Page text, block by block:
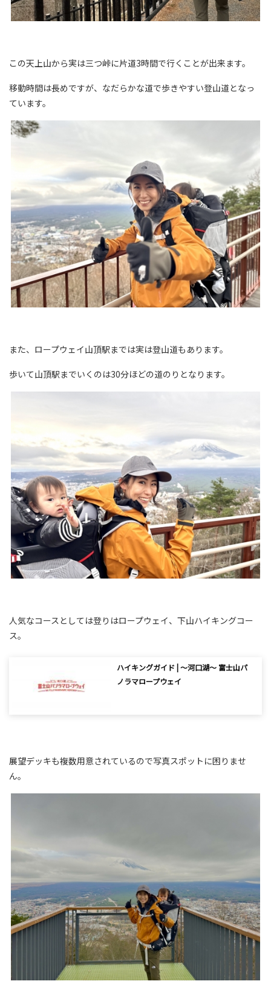
この天上山から実は三つ峠に片道3時間で行くことが出来ます。
移動時間は長めですが、なだらかな道で歩きやすい登山道となっ
ています。
また、ロープウェイ山頂駅までは実は登山道もあります。
歩いて山頂駅までいくのは30分ほどの道のりとなります。
人気なコースとしては登りはロープウェイ、下山ハイキングコー
ス。
ハイキングガイド | ～河口湖～ 富士山パ
ノラマロープウェイ
展望デッキも複数用意されているので写真スポットに困りませ
ん。